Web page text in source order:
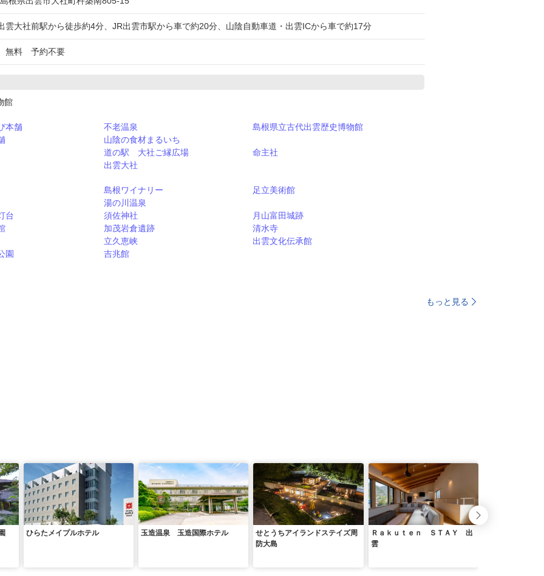
雲大社前駅から徒歩約4分、JR出雲市駅から車で約20分、山陰自動車道・出雲ICから車で約17分
料 予約不要
館
本舗 不老温泉
島根県立古代出雲歴史博物館
山陰の食材まるいち
道の駅 大社ご縁広場
命主社
出雲大社
島根ワイナリー
足立美術館
湯の川温泉
台
須佐神社
月山富田城跡
加茂岩倉遺跡
清水寺
立久恵峡
出雲文化伝承館
園
吉兆館
もっと見る
ひらたメイプルホテル 玉造温泉 玉造国際ホテル
せとうちアイランドステイズ周
防大島
Ｒａｋｕｔｅｎ ＳＴＡＹ 出
雲